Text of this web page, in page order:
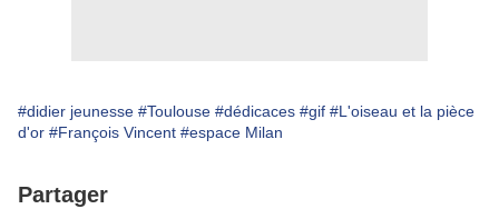
#didier jeunesse #Toulouse #dédicaces #gif #L'oiseau et la pièce
d'or #François Vincent #espace Milan
Partager